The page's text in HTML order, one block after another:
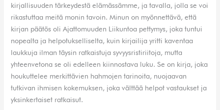
kirjallisuuden tärkeydestä elämässämme, ja tavalla, jolla se voi
rikastuttaa meitä monin tavoin. Minun on myönnettävä, että
kirjan päätös oli Ajattomuuden Liikuntoa pettymys, joka tuntui
nopealta ja helpotukselliselta, kuin kirjailija yritti kaventaa
laukkuja ilman täysin ratkaistuja syvyysristiriitoja, mutta
yhteenvetona se oli edelleen kiinnostava luku. Se on kirja, joka
houkuttelee merkittävien hahmojen tarinoita, nuojaavan
tutkivan ihmisen kokemuksen, joka välttää helpot vastaukset ja
yksinkertaiset ratkaisut.